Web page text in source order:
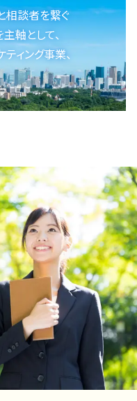
相談者を繋ぐ
主軸として、
ィング事業、